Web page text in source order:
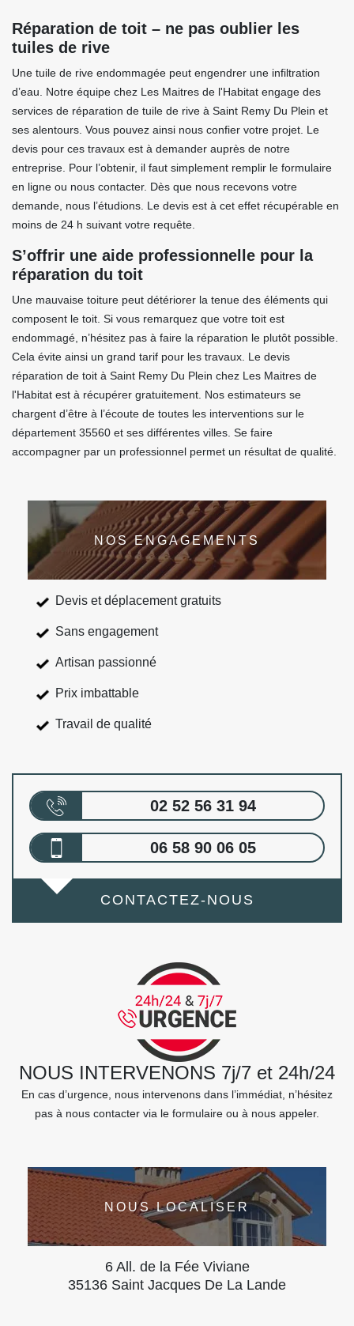
Réparation de toit – ne pas oublier les
tuiles de rive
Une tuile de rive endommagée peut engendrer une infiltration
d’eau. Notre équipe chez Les Maitres de l'Habitat engage des
services de réparation de tuile de rive à Saint Remy Du Plein et
ses alentours. Vous pouvez ainsi nous confier votre projet. Le
devis pour ces travaux est à demander auprès de notre
entreprise. Pour l’obtenir, il faut simplement remplir le formulaire
en ligne ou nous contacter. Dès que nous recevons votre
demande, nous l’étudions. Le devis est à cet effet récupérable en
moins de 24 h suivant votre requête.
S’offrir une aide professionnelle pour la
réparation du toit
Une mauvaise toiture peut détériorer la tenue des éléments qui
composent le toit. Si vous remarquez que votre toit est
endommagé, n’hésitez pas à faire la réparation le plutôt possible.
Cela évite ainsi un grand tarif pour les travaux. Le devis
réparation de toit à Saint Remy Du Plein chez Les Maitres de
l'Habitat est à récupérer gratuitement. Nos estimateurs se
chargent d’être à l’écoute de toutes les interventions sur le
département 35560 et ses différentes villes. Se faire
accompagner par un professionnel permet un résultat de qualité.
NOS ENGAGEMENTS
Devis et déplacement gratuits
Sans engagement
Artisan passionné
Prix imbattable
Travail de qualité
02 52 56 31 94
06 58 90 06 05
CONTACTEZ-NOUS
NOUS INTERVENONS 7j/7 et 24h/24
En cas d’urgence, nous intervenons dans l’immédiat, n’hésitez
pas à nous contacter via le formulaire ou à nous appeler.
NOUS LOCALISER
6 All. de la Fée Viviane
35136 Saint Jacques De La Lande